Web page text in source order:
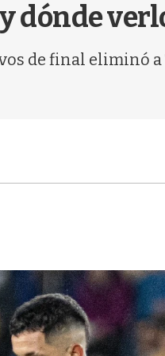
dónde
de final eliminó